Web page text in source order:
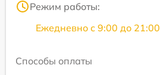
Режим работы:
Ежедневно с 9:00 до 21:00
Способы оплаты